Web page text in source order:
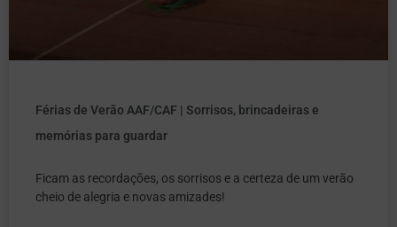
Férias de Verão AAF/CAF | Sorrisos, brincadeiras e
memórias para guardar
Ficam as recordações, os sorrisos e a certeza de um verão
cheio de alegria e novas amizades!